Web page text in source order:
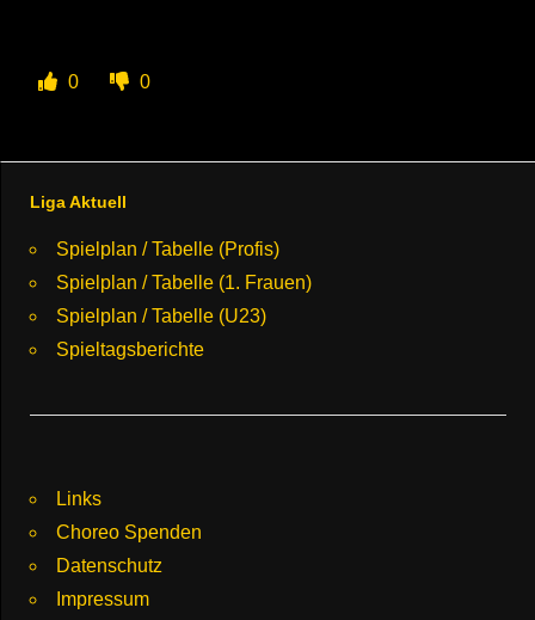
0 0
Liga Aktuell
Spielplan / Tabelle (Profis)
Spielplan / Tabelle (1. Frauen)
Spielplan / Tabelle (U23)
Spieltagsberichte
Links
Choreo Spenden
Datenschutz
Impressum